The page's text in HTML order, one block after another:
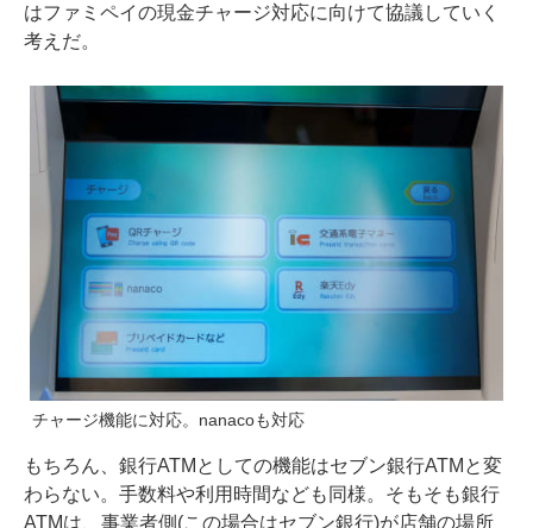
はファミペイの現金チャージ対応に向けて協議していく
考えだ。
チャージ機能に対応。nanacoも対応
もちろん、銀行ATMとしての機能はセブン銀行ATMと変
わらない。手数料や利用時間なども同様。そもそも銀行
ATMは、事業者側(この場合はセブン銀行)が店舗の場所